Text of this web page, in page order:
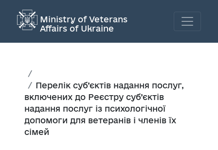
Ministry of Veterans
Affairs of Ukraine
Перелік суб’єктів надання послуг,
включених до Реєстру суб’єктів
надання послуг із психологічної
допомоги для ветеранів і членів їх
сімей